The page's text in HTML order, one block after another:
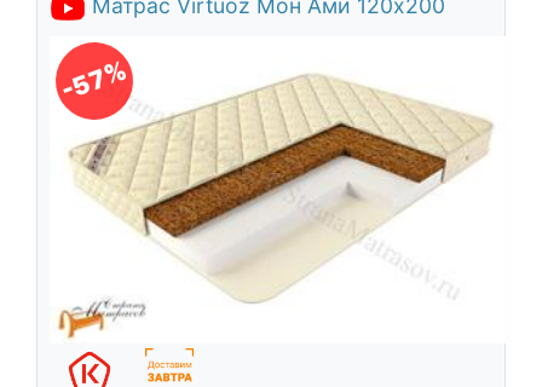
Матрас Virtuoz Мон Ами 120х200
-57%